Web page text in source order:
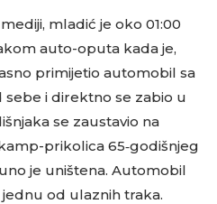
mladić je oko 01:00
auto-oputa kada je,
primijetio automobil sa
i direktno se zabio u
se zaustavio na
prikolica 65‑godišnjeg
je uništena. Automobil
od ulaznih traka.